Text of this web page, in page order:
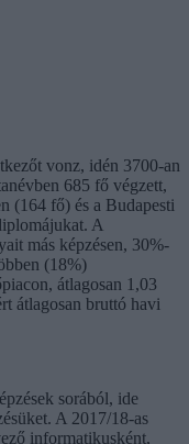
vonz, idén 3700-an
685 fő végzett,
(164 fő) és a Budapesti
A
más képzésen, 30%-
(18%)
átlagosan 1,03
átlagosan bruttó havi
sorából, ide
A 2017/18-as
informatikusként,